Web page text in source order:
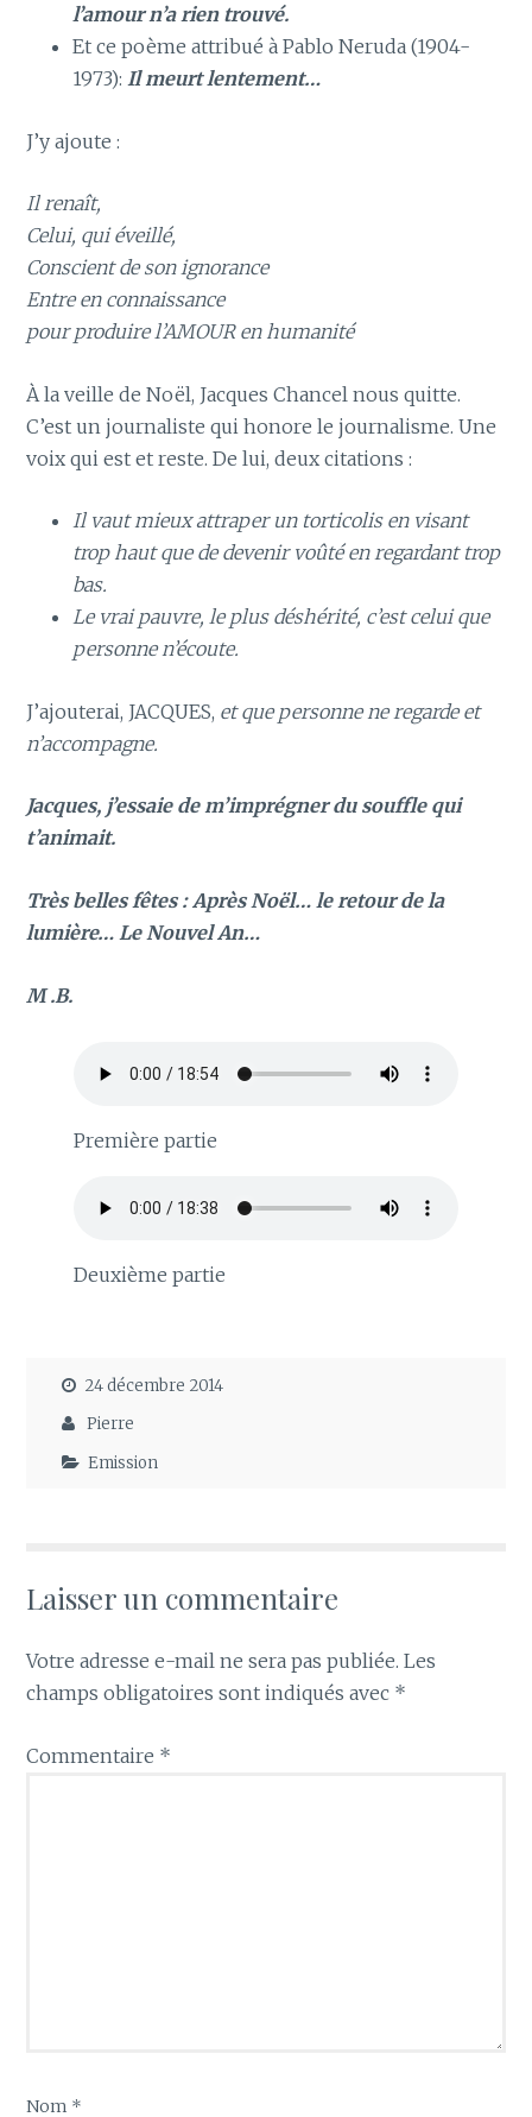
l’amour n’a rien trouvé.
Et ce poème attribué à Pablo Neruda (1904-
1973): Il meurt lentement…
J’y ajoute :
Il renaît,
Celui, qui éveillé,
Conscient de son ignorance
Entre en connaissance
pour produire l’AMOUR en humanité
À la veille de Noël, Jacques Chancel nous quitte.
C’est un journaliste qui honore le journalisme. Une
voix qui est et reste. De lui, deux citations :
Il vaut mieux attraper un torticolis en visant
trop haut que de devenir voûté en regardant trop
bas.
Le vrai pauvre, le plus déshérité, c’est celui que
personne n’écoute.
J’ajouterai, JACQUES, et que personne ne regarde et
n’accompagne.
Jacques, j’essaie de m’imprégner du souffle qui
t’animait.
Très belles fêtes : Après Noël… le retour de la
lumière… Le Nouvel An…
M .B.
Première partie
Deuxième partie
24 décembre 2014
Pierre
Emission
Laisser un commentaire
Votre adresse e-mail ne sera pas publiée. Les
champs obligatoires sont indiqués avec *
Commentaire *
Nom *